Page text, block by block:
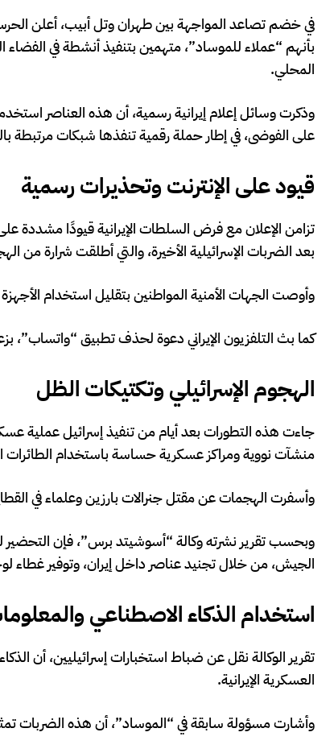
في خضم تصاعد المواجهة بين طهران وتل أبيب، أعلن
بأنهم “عملاء للموساد”، متهمين بتنفيذ أنشطة في الفضاء
المحلي.
وذكرت وسائل إعلام إيرانية رسمية، أن هذه العناصر
على الفوضى، في إطار حملة رقمية تنفذها شبكات مرتبطة
قيود على الإنترنت وتحذيرات رسمية
تزامن الإعلان مع فرض السلطات الإيرانية قيودًا مشددة
بعد الضربات الإسرائيلية الأخيرة، والتي أطلقت شرارة من
وأوصت الجهات الأمنية المواطنين بتقليل استخدام
كما بث التلفزيون الإيراني دعوة لحذف تطبيق “واتساب”،
الهجوم الإسرائيلي وتكتيكات الظل
جاءت هذه التطورات بعد أيام من تنفيذ إسرائيل عملية
منشآت نووية ومراكز عسكرية حساسة باستخدام الطائرات
وأسفرت الهجمات عن مقتل جنرالات بارزين وعلماء في
وبحسب تقرير نشرته وكالة “أسوشيتد برس”، فإن التحضير
الجيش، من خلال تجنيد عناصر داخل إيران، وتوفير غطاء
استخدام الذكاء الاصطناعي
تقرير الوكالة نقل عن ضباط استخبارات إسرائيليين، أن
العسكرية الإيرانية.
وأشارت مسؤولة سابقة في “الموساد”، أن هذه الضربات